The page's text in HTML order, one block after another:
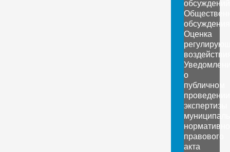
обсуждений
обсуждения
Оценка
о
публичном
проведении
экспертизы
правового
акта